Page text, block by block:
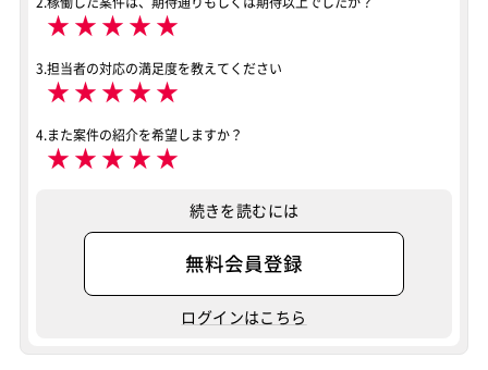
★ ★ ★ ★ ★
3.担当者の対応の満足度を教えてください
★ ★ ★ ★ ★
4.また案件の紹介を希望しますか？
★ ★ ★ ★ ★
続きを読むには
無料会員登録
ログインはこちら